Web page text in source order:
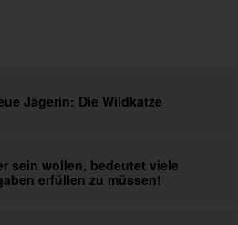
Jägerin: Die Wildkatze
sein wollen, bedeutet viele
erfüllen zu müssen!